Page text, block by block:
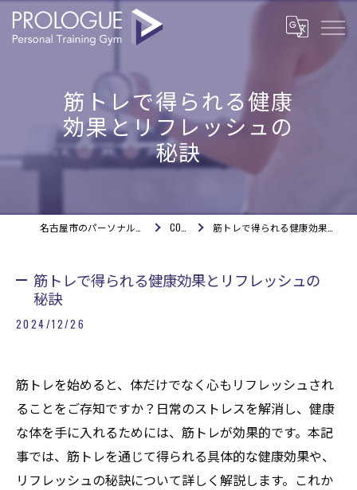
筋トレで得られる健康
効果とリフレッシュの
秘訣
COLUMN 筋トレで得られる健康効果とリフレッシュの秘訣
筋トレで得られる健康効果とリフレッシュの
秘訣
2024/12/26
筋トレを始めると、体だけでなく心もリフレッシュされ
ることをご存知ですか？日常のストレスを解消し、健康
な体を手に入れるためには、筋トレが効果的です。本記
事では、筋トレを通じて得られる具体的な健康効果や、
リフレッシュの秘訣について詳しく解説します。これか